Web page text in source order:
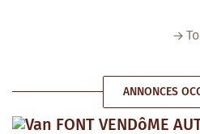
ANNONCES
Van FONT VENDôME